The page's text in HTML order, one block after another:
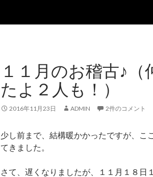
１１月のお稽古♪（
たよ２人も！）
2016年11月23日 ADMIN 2件のコメント
少し前まで、結構暖かかったですが、こ
てきました。
さて、遅くなりましたが、１１月１８日